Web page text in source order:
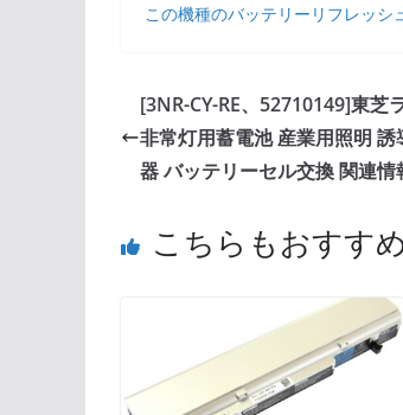
この機種のバッテリーリフレッシ
[3NR-CY-RE、52710149]東芝
非常灯用蓄電池 産業用照明
器 バッテリーセル交換 関連情
こちらもおすす